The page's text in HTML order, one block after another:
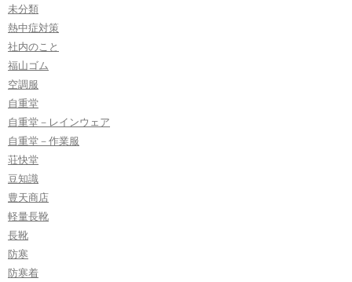
未分類
熱中症対策
社内のこと
福山ゴム
空調服
自重堂
自重堂－レインウェア
自重堂－作業服
荘快堂
豆知識
豊天商店
軽量長靴
長靴
防寒
防寒着